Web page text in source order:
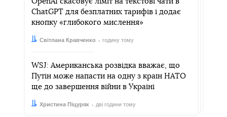
ChatGPT для безплатних тарифів і додає
кнопку «глибокого мислення»
Автор:
Світлана Кравченко
Дата: годину тому
WSJ: Американська розвідка вважає, що
Путін може напасти на одну з країн НАТО
ще до завершення війни в Україні
Автор:
Христина Піцуряк
Дата: дві години тому